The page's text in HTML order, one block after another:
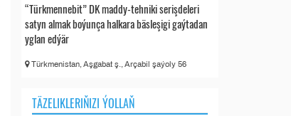
“Türkmennebit” DK maddy-tehniki serişdeleri
satyn almak boýunça halkara bäsleşigi gaýtadan
yglan edýär
Türkmenistan, Aşgabat ş., Arçabil şaýoly 56
TÄZELIKLERIŇIZI ÝOLLAŇ